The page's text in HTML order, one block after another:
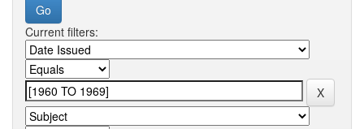
Current filters: